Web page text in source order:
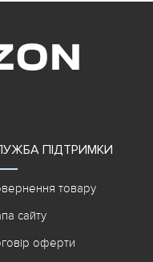
ПІДТРИМКИ
товару
сайту
оферти